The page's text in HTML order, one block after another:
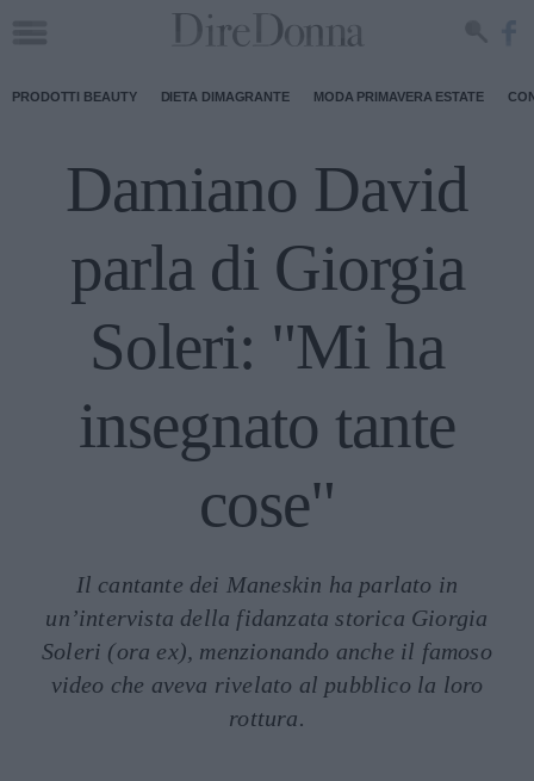
PRODOTTI BEAUTY DIETA DIMAGRANTE MODA PRIMAVERA ESTATE
Damiano David
parla di Giorgia
Soleri: "Mi ha
insegnato tante
cose"
Il cantante dei Maneskin ha parlato in
un’intervista della fidanzata storica Giorgia
Soleri (ora ex), menzionando anche il famoso
video che aveva rivelato al pubblico la loro
rottura.